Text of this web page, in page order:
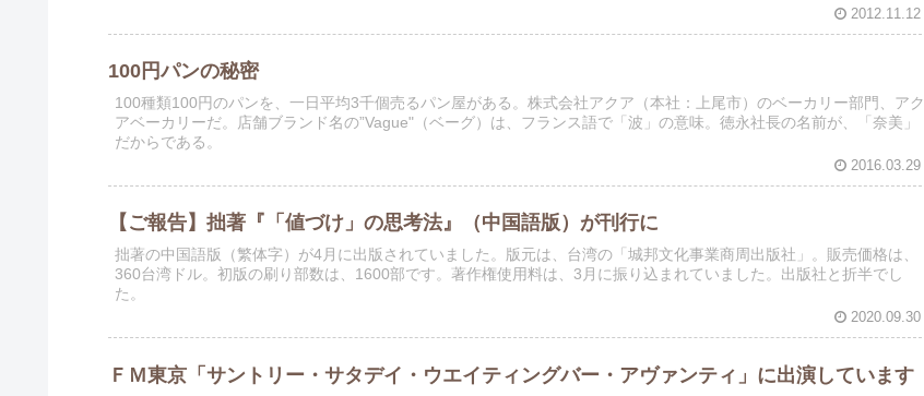
2012.11.12
100円パンの秘密
100種類100円のパンを、一日平均3千個売るパン屋がある。株式会社アクア（本社：上尾市）のベーカリー部門、アク
アベーカリーだ。店舗ブランド名の”Vague"（ベーグ）は、フランス語で「波」の意味。徳永社長の名前が、「奈美」
だからである。
2016.03.29
【ご報告】拙著『「値づけ」の思考法』（中国語版）が刊行に
拙著の中国語版（繁体字）が4月に出版されていました。版元は、台湾の「城邦文化事業商周出版社」。販売価格は、
360台湾ドル。初版の刷り部数は、1600部です。著作権使用料は、3月に振り込まれていました。出版社と折半でし
た。
2020.09.30
ＦＭ東京「サントリー・サタデイ・ウエイティングバー・アヴァンティ」に出演しています